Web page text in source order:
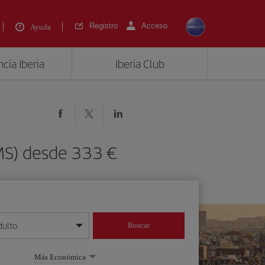
Ayuda Registro Acceso
Iberia Iberia Club
desde 333 €
mes/año
Buscar
Más Económica